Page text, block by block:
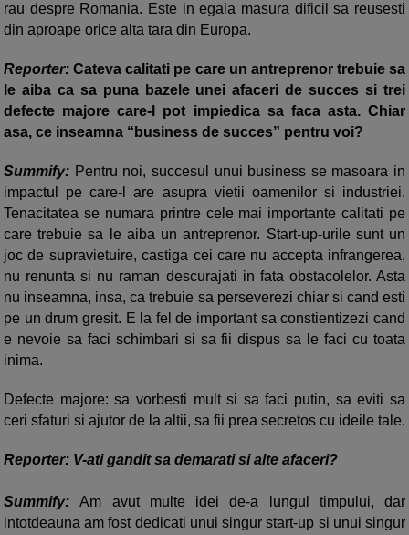
rau despre Romania. Este in egala masura dificil sa reusesti
din aproape orice alta tara din Europa.
Reporter: Cateva calitati pe care un antreprenor trebuie sa
le aiba ca sa puna bazele unei afaceri de succes si trei
defecte majore care-l pot impiedica sa faca asta. Chiar
asa, ce inseamna “business de succes” pentru voi?
Summify: Pentru noi, succesul unui business se masoara in
impactul pe care-l are asupra vietii oamenilor si industriei.
Tenacitatea se numara printre cele mai importante calitati pe
care trebuie sa le aiba un antreprenor. Start-up-urile sunt un
joc de supravietuire, castiga cei care nu accepta infrangerea,
nu renunta si nu raman descurajati in fata obstacolelor. Asta
nu inseamna, insa, ca trebuie sa perseverezi chiar si cand esti
pe un drum gresit. E la fel de important sa constientizezi cand
e nevoie sa faci schimbari si sa fii dispus sa le faci cu toata
inima.
Defecte majore: sa vorbesti mult si sa faci putin, sa eviti sa
ceri sfaturi si ajutor de la altii, sa fii prea secretos cu ideile tale.
Reporter: V-ati gandit sa demarati si alte afaceri?
Summify:
Am avut multe idei de-a lungul timpului, dar
intotdeauna am fost dedicati unui singur start-up si unui singur